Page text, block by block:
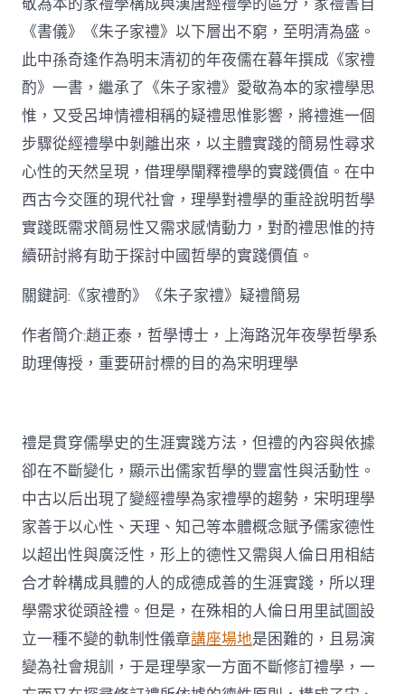
化
禮
制
到
道
理
天
然：
孫
奇
逢
酌
禮
思
中
《書儀》《朱子家禮》以下層出不窮，至明清為盛。
此中孫奇逢作為明末清初的年夜儒在暮年撰成《家禮
酌》一書，繼承了《朱子家禮》愛敬為本的家禮學思
惟，又受呂坤情禮相稱的疑禮思惟影響，將禮進一個
步驟從經禮學中剝離出來，以主體實踐的簡易性尋求
心性的天然呈現，借理學闡釋禮學的實踐價值。在中
西古今交匯的現代社會，理學對禮學的重詮說明哲學
實踐既需求簡易性又需求感情動力，對酌禮思惟的持
續研討將有助于探討中國哲學的實踐價值。
關鍵詞:《家禮酌》《朱子家禮》疑禮簡易
作者簡介:趙正泰，哲學博士，上海路況年夜學哲學系
助理傳授，重要研討標的目的為宋明理學
禮是貫穿儒學史的生涯實踐方法，但禮的內容與依據
卻在不斷變化，顯示出儒家哲學的豐富性與活動性。
中古以后出現了變經禮學為家禮學的趨勢，宋明理學
家善于以心性、天理、知己等本體概念賦予儒家德性
以超出性與廣泛性，形上的德性又需與人倫日用相結
合才幹構成具體的人的成德成善的生涯實踐，所以理
學需求從頭詮禮。但是，在殊相的人倫日用里試圖設
立一種不變的軌制性儀章講座場地是困難的，且易演
變為社會規訓，于是理學家一方面不斷修訂禮學，一